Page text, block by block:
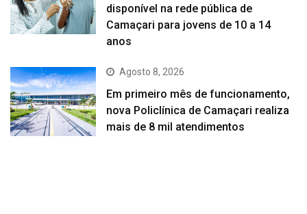
disponível na rede pública de
Camaçari para jovens de 10 a 14
anos
Agosto 8, 2026
Em primeiro mês de funcionamento,
nova Policlínica de Camaçari realiza
mais de 8 mil atendimentos